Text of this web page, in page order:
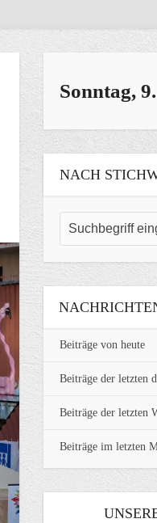
Sonntag,
NACH
Beiträge von heute
Beiträge der letzten
Beiträge der letzten
Beiträge im letzten